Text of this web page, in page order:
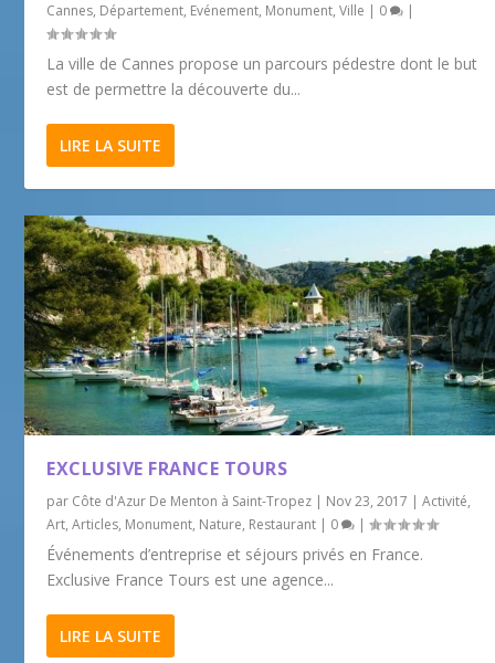
Cannes, Département, Evénement, Monument,Ville | 0 |
La ville de Cannes propose un parcours pédestre dont le but
est de permettre la découverte du...
LIRE LA SUITE
EXCLUSIVE FRANCE TOURS
par Côte d'Azur De Menton à Saint-Tropez | Nov 23, 2017 |Activité,
Art,Articles, Monument, Nature, Restaurant | 0 |
Événements d’entreprise et séjours privés en France.
Exclusive France Tours est une agence...
LIRE LA SUITE